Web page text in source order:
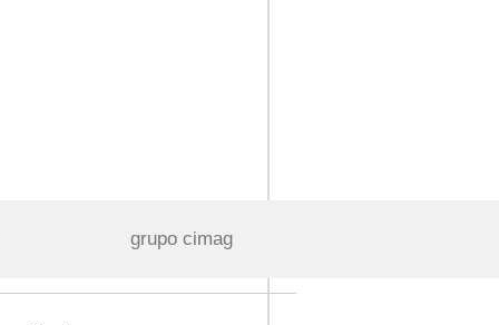
grupo cimag